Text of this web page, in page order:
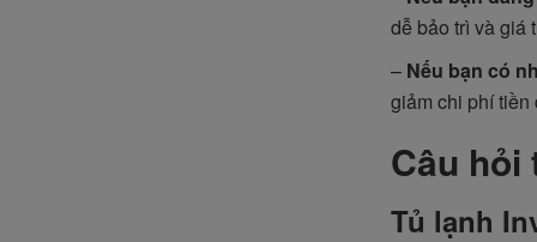
dễ bảo trì và giá
– Nếu bạn có
giảm chi phí tiền
Câu
Tủ lạnh